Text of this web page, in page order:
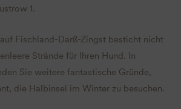
1.
Fischland-Darß-Zingst besticht nicht
Strände für Ihren Hund. In
Sie weitere fantastische Gründe,
die Halbinsel im Winter zu besuchen.